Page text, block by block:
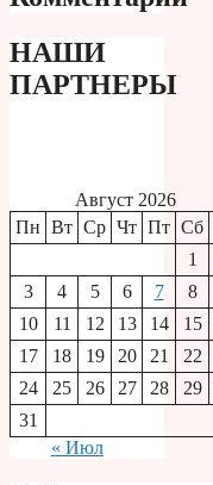
НАШИ
ПАРТНЕРЫ
Август 2026
Пн Вт Ср Чт Пт Сб
1
3
4 5 6 7 8
10
11 12 13 14 15
17
18 19 20 21 22
24
25 26 27 28 29
31
« Июл